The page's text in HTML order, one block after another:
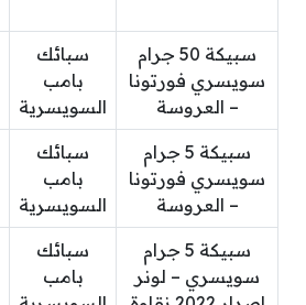
سبيكة 50 جرام
سويسري فورتونا
– العروسة
سبائك
بامب
السويسرية
سبيكة 5 جرام
سويسري فورتونا
– العروسة
سبائك
بامب
السويسرية
سبيكة 5 جرام
سويسري – لونر
سبائك
بامب